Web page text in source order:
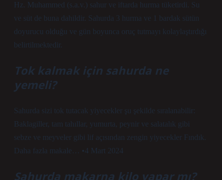
Hz. Muhammed (s.a.v.) sahur ve iftarda hurma tüketirdi. Su
ve süt de buna dahildir. Sahurda 3 hurma ve 1 bardak sütün
doyurucu olduğu ve gün boyunca oruç tutmayı kolaylaştırdığı
belirtilmektedir.
Tok kalmak için sahurda ne
yemeli?
Sahurda sizi tok tutacak yiyecekler şu şekilde sıralanabilir:
Baklagiller, tam tahıllar, yumurta, peynir ve salatalık gibi
sebze ve meyveler gibi lif açısından zengin yiyecekler Fındık.
Daha fazla makale… •4 Mart 2024
Sahurda makarna kilo yapar mı?